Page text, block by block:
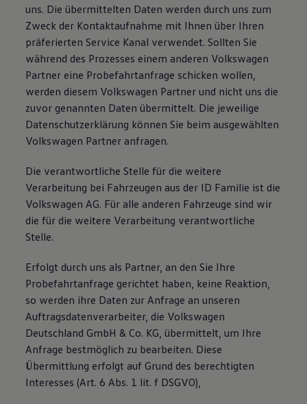
uns. Die übermittelten Daten werden durch uns zum
Zweck der Kontaktaufnahme mit Ihnen über Ihren
präferierten Service Kanal verwendet. Sollten Sie
während des Prozesses einem anderen Volkswagen
Partner eine Probefahrtanfrage schicken wollen,
werden diesem Volkswagen Partner und nicht uns die
zuvor genannten Daten übermittelt. Die jeweilige
Datenschutzerklärung können Sie beim ausgewählten
Volkswagen Partner anfragen.
Die verantwortliche Stelle für die weitere
Verarbeitung bei Fahrzeugen aus der ID Familie ist die
Volkswagen AG. Für alle anderen Fahrzeuge sind wir
die für die weitere Verarbeitung verantwortliche
Stelle.
Erfolgt durch uns als Partner, an den Sie Ihre
Probefahrtanfrage gerichtet haben, keine Reaktion,
so werden ihre Daten zur Anfrage an unseren
Auftragsdatenverarbeiter, die Volkswagen
Deutschland GmbH & Co. KG, übermittelt, um Ihre
Anfrage bestmöglich zu bearbeiten. Diese
Übermittlung erfolgt auf Grund des berechtigten
Interesses (Art. 6 Abs. 1 lit. f DSGVO),